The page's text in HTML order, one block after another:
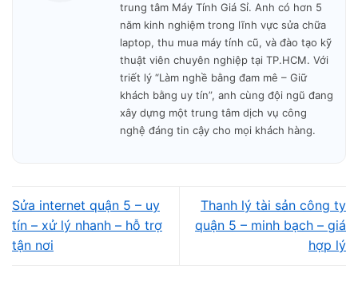
Mở cửa: 09h00 – 19h30 mỗi ngày.
trung tâm Máy Tính Giá Sỉ. Anh có hơn 5
năm kinh nghiệm trong lĩnh vực sửa chữa
laptop, thu mua máy tính cũ, và đào tạo kỹ
thuật viên chuyên nghiệp tại TP.HCM. Với
triết lý “Làm nghề bằng đam mê – Giữ
khách bằng uy tín”, anh cùng đội ngũ đang
xây dựng một trung tâm dịch vụ công
nghệ đáng tin cậy cho mọi khách hàng.
Sửa internet quận 5 – uy
tín – xử lý nhanh – hỗ trợ
tận nơi
Thanh lý tài sản công ty
quận 5 – minh bạch – giá
hợp lý